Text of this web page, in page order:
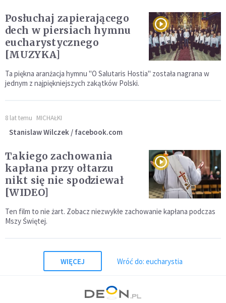
Posłuchaj zapierającego
dech w piersiach hymnu
eucharystycznego
[MUZYKA]
Ta piękna aranżacja hymnu "O Salutaris Hostia" została nagrana w
jednym z najpiękniejszych zakątków Polski.
8 lat temu MICHAŁKI
Stanislaw Wilczek / facebook.com
Takiego zachowania
kapłana przy ołtarzu
nikt się nie spodziewał
[WIDEO]
Ten film to nie żart. Zobacz niezwykłe zachowanie kapłana podczas
Mszy Świętej.
WIĘCEJ Wróć do: eucharystia